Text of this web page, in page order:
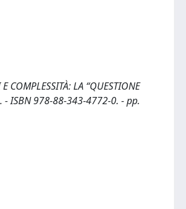
LA “QUESTIONE
- ISBN 978-88-343-4772-0. - pp.